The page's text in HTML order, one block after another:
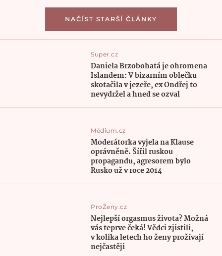
NAČÍST STARŠÍ ČLÁNKY
Super.cz
Daniela Brzobohatá je ohromena
Islandem: V bizarním oblečku
skotačila v jezeře, ex Ondřej to
nevydržel a hned se ozval
Médium.cz
Moderátorka vyjela na Klause
oprávněně. Šířil ruskou
propagandu, agresorem bylo
Rusko už v roce 2014
ProŽeny.cz
Nejlepší orgasmus života? Možná
vás teprve čeká! Vědci zjistili,
v kolika letech ho ženy prožívají
nejčastěji